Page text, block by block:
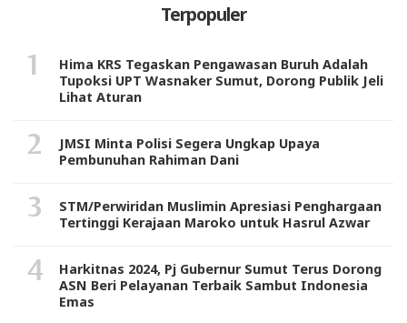
Terpopuler
Hima KRS Tegaskan Pengawasan Buruh Adalah
Tupoksi UPT Wasnaker Sumut, Dorong Publik Jeli
Lihat Aturan
JMSI Minta Polisi Segera Ungkap Upaya
Pembunuhan Rahiman Dani
STM/Perwiridan Muslimin Apresiasi Penghargaan
Tertinggi Kerajaan Maroko untuk Hasrul Azwar
Harkitnas 2024, Pj Gubernur Sumut Terus Dorong
ASN Beri Pelayanan Terbaik Sambut Indonesia
Emas